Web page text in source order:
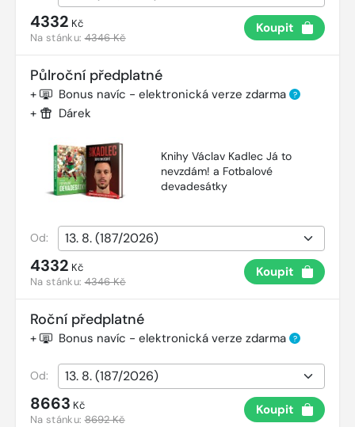
4332 Kč
Na stánku:4346 Kč
Koupit
Půlroční předplatné
+ Bonus navíc - elektronická verze zdarma ?
+ Dárek
Knihy Václav Kadlec Já to
nevzdám! a Fotbalové
devadesátky
Od:
4332 Kč
Na stánku:4346 Kč
Koupit
Roční předplatné
+ Bonus navíc - elektronická verze zdarma ?
Od:
8663 Kč
Na stánku:8692 Kč
Koupit